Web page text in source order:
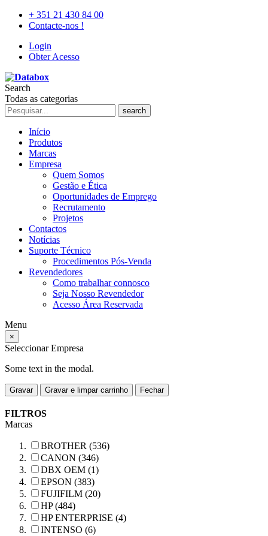
+ 351 21 430 84 00
Contacte-nos !
Login
Obter Acesso
Search
Todas as categorias
search
Início
Produtos
Marcas
Empresa
Quem Somos
Gestão e Ética
Oportunidades de Emprego
Recrutamento
Projetos
Contactos
Notícias
Suporte Técnico
Procedimentos Pós-Venda
Revendedores
Como trabalhar connosco
Seja Nosso Revendedor
Acesso Área Reservada
Menu
×
Seleccionar Empresa
Some text in the modal.
Gravar Gravar e limpar carrinho Fechar
FILTROS
Marcas
BROTHER (536)
CANON (346)
DBX OEM (1)
EPSON (383)
FUJIFILM (20)
HP (484)
HP ENTERPRISE (4)
INTENSO (6)